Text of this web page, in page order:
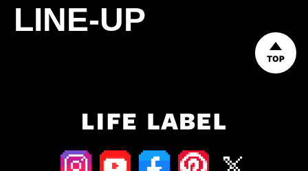
LINE-UP
TOP